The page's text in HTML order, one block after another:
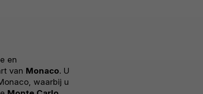
en
van Monaco. U
waarbij u